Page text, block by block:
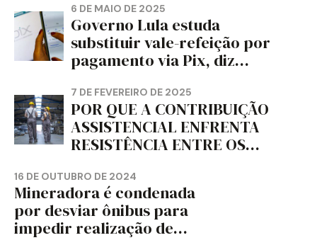
CORTIÇA E ARTEFATOS DE
PAPEL DO ESTADO DO
PARANÁ – FETRAPEL-PR
6 DE MAIO DE 2025
Governo Lula estuda
substituir vale-refeição por
pagamento via Pix, diz
7 DE FEVEREIRO DE 2025
POR QUE A CONTRIBUIÇÃO
ASSISTENCIAL ENFRENTA
RESISTÊNCIA ENTRE OS
16 DE OUTUBRO DE 2024
Mineradora é condenada
por desviar ônibus para
impedir realização de